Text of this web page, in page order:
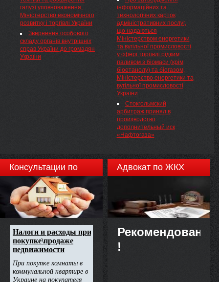
галузі уповноваження,
Міністерство економічного
розвитку і торгівлі України
Звернення особового
складу органів внутрішніх
справ України до громадян
України
ВИРІШИЛА:
інформаційних та
технологічних карток
адміністративних послуг,
що надаються
Міністерством енергетики
та вугільної промисловості
у сфері торгівлі рідким
паливом з біомаси (крім
біоетанолу) та біогазом,
Міністерство енергетики та
вугільної промисловості
України
Стокгольмский
арбитраж принял в
производство
дополнительный иск
«Нафтогаза»
Консультации по
недвижимости
Адвокат по ЖКХ
Рекомендовано
!